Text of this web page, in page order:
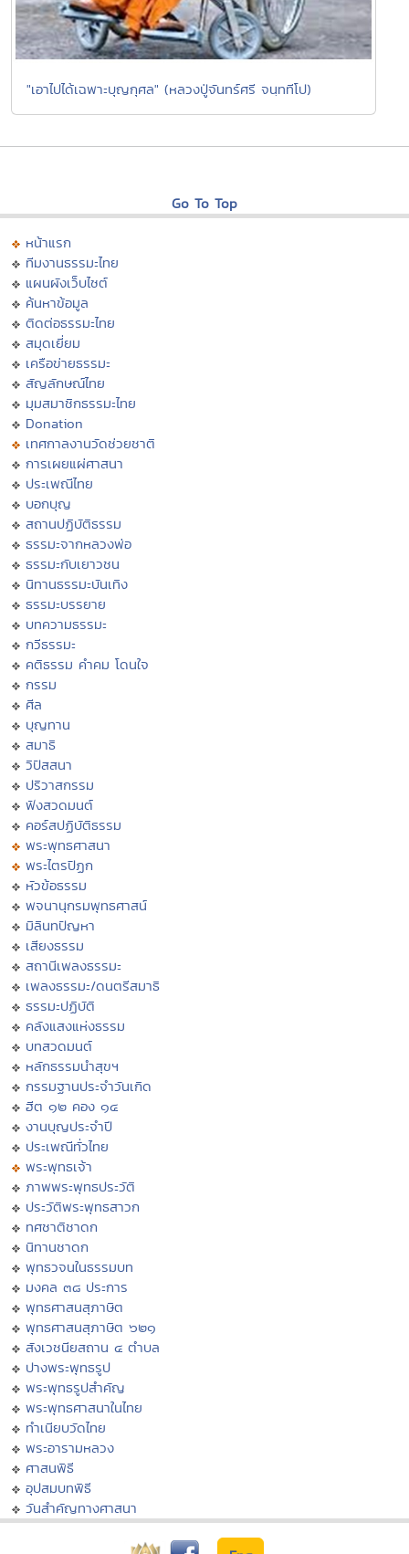
"เอาไปได้เฉพาะบุญกุศล" (หลวงปู่จันทร์ศรี จนฺททีโป)
Go To Top
หน้าแรก
ทีมงานธรรมะไทย
แผนผังเว็บไซต์
ค้นหาข้อมูล
ติดต่อธรรมะไทย
สมุดเยี่ยม
เครือข่ายธรรมะ
สัญลักษณ์ไทย
มุมสมาชิกธรรมะไทย
Donation
เทศกาลงานวัดช่วยชาติ
การเผยแผ่ศาสนา
ประเพณีไทย
บอกบุญ
สถานปฏิบัติธรรม
ธรรมะจากหลวงพ่อ
ธรรมะกับเยาวชน
นิทานธรรมะบันเทิง
ธรรมะบรรยาย
บทความธรรมะ
กวีธรรมะ
คติธรรม คำคม โดนใจ
กรรม
ศีล
บุญทาน
สมาธิ
วิปัสสนา
ปริวาสกรรม
ฟังสวดมนต์
คอร์สปฏิบัติธรรม
พระพุทธศาสนา
พระไตรปิฏก
หัวข้อธรรม
พจนานุกรมพุทธศาสน์
มิลินทปัญหา
เสียงธรรม
สถานีเพลงธรรมะ
เพลงธรรมะ/ดนตรีสมาธิ
ธรรมะปฏิบัติ
คลังแสงแห่งธรรม
บทสวดมนต์
หลักธรรมนำสุขฯ
กรรมฐานประจำวันเกิด
ฮีต ๑๒ คอง ๑๔
งานบุญประจำปี
ประเพณีทั่วไทย
พระพุทธเจ้า
ภาพพระพุทธประวัติ
ประวัติพระพุทธสาวก
ทศชาติชาดก
นิทานชาดก
พุทธวจนในธรรมบท
มงคล ๓๘ ประการ
พุทธศาสนสุภาษิต
พุทธศาสนสุภาษิต ๖๒๑
สังเวชนียสถาน ๔ ตำบล
ปางพระพุทธรูป
พระพุทธรูปสำคัญ
พระพุทธศาสนาในไทย
ทำเนียบวัดไทย
พระอารามหลวง
ศาสนพิธี
อุปสมบทพิธี
วันสำคัญทางศาสนา